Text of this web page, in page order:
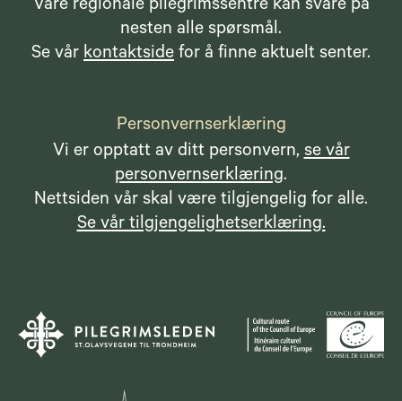
Våre regionale pilegrimssentre kan svare på
nesten alle spørsmål.
Se vår kontaktside for å finne aktuelt senter.
Personvernserklæring
Vi er opptatt av ditt personvern,se vår
personvernserklæring.
Nettsiden vår skal være tilgjengelig for alle.
Se vår tilgjengelighetserklæring.